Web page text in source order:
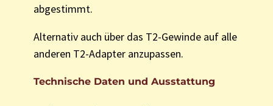
abgestimmt.
Alternativ auch über das T2-Gewinde auf alle
anderen T2-Adapter anzupassen.
Technische Daten und Ausstattung